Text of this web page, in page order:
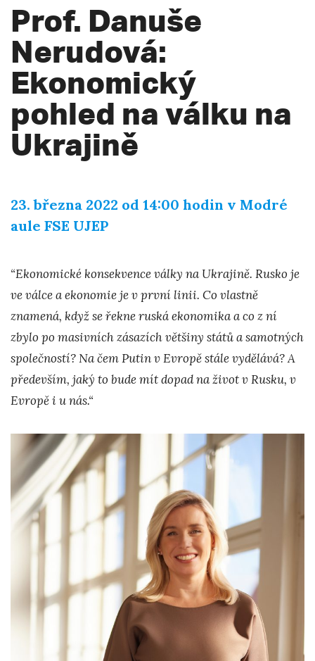
Prof. Danuše
Nerudová:
Ekonomický
pohled na válku na
Ukrajině
23. března 2022 od 14:00 hodin v Modré
aule FSE UJEP
“Ekonomické konsekvence války na Ukrajině. Rusko je
ve válce a ekonomie je v první linii. Co vlastně
znamená, když se řekne ruská ekonomika a co z ní
zbylo po masivních zásazích většiny států a samotných
společností? Na čem Putin v Evropě stále vydělává? A
především, jaký to bude mít dopad na život v Rusku, v
Evropě i u nás.“